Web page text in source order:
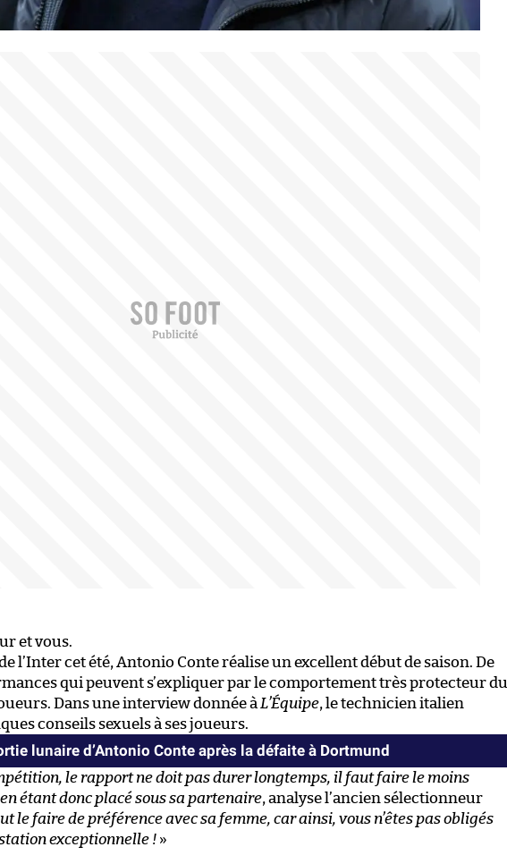
et vous.
l’Inter cet été, Antonio Conte réalise un excellent début de saison. De
qui peuvent s’expliquer par le comportement très protecteur du
Dans une interview donnée à L’Équipe, le technicien italien
conseils sexuels à ses joueurs.
lunaire d’Antonio Conte après la défaite à Dortmund
le rapport ne doit pas durer longtemps, il faut faire le moins
étant donc placé sous sa partenaire, analyse l’ancien sélectionneur
le faire de préférence avec sa femme, car ainsi, vous n’êtes pas obligés
exceptionnelle ! »